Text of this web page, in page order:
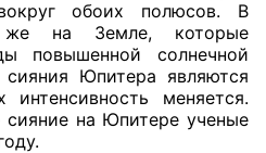
обоих полюсов. В
на Земле, которые
повышенной солнечной
сияния Юпитера являются
меняется.
на Юпитере ученые